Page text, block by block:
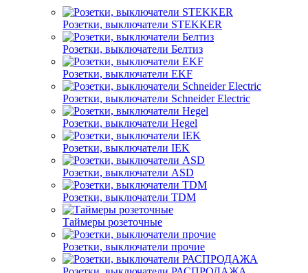
Розетки, выключатели STEKKER
Розетки, выключатели Белтиз
Розетки, выключатели EKF
Розетки, выключатели Schneider Electric
Розетки, выключатели Hegel
Розетки, выключатели IEK
Розетки, выключатели ASD
Розетки, выключатели TDM
Таймеры розеточные
Розетки, выключатели прочие